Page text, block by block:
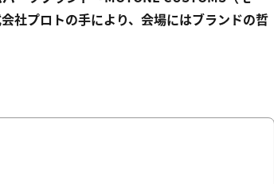
社プロトの手により、会場にはブランドの哲